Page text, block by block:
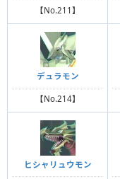
【No.211】
デュラモン
【No.214】
ヒシャリュウモン